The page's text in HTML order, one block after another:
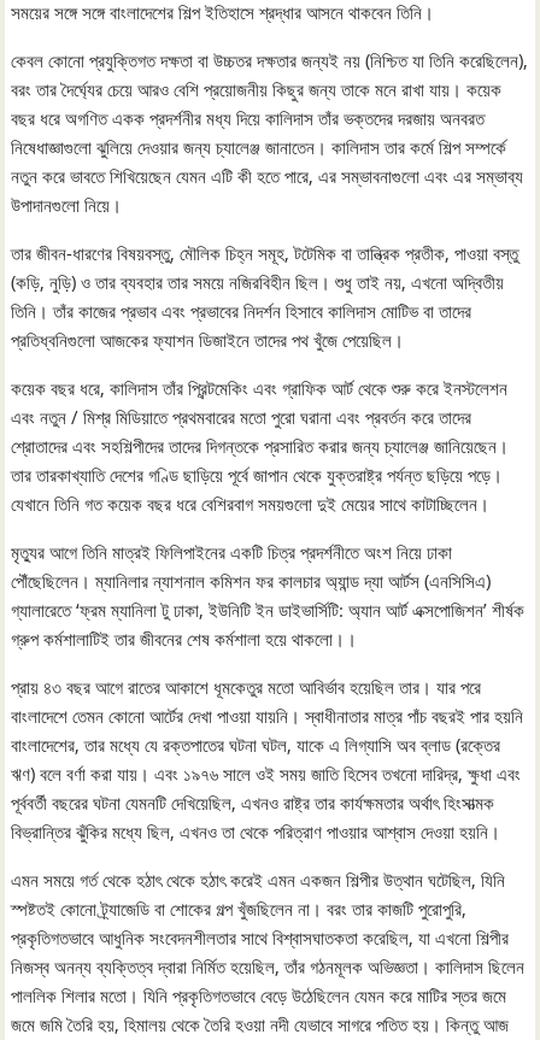
সময়ের সঙ্গে সঙ্গে বাংলাদেশের শিল্প ইতিহাসে শ্রদ্ধার আসনে থাকবেন তিনি।
কেবল কোনো প্রযুক্তিগত দক্ষতা বা উচ্চতর দক্ষতার জন্যই নয় (নিশ্চিত যা তিনি করেছিলেন),
বরং তার দৈর্ঘ্যের চেয়ে আরও বেশি প্রয়োজনীয় কিছুর জন্য তাকে মনে রাখা যায়। কয়েক
বছর ধরে অগণিত একক প্রদর্শনীর মধ্য দিয়ে কালিদাস তাঁর ভক্তদের দরজায় অনবরত
নিষেধাজ্ঞাগুলো ঝুলিয়ে দেওয়ার জন্য চ্যালেঞ্জ জানাতেন। কালিদাস তার কর্মে শিল্প সম্পর্কে
নতুন করে ভাবতে শিখিয়েছেন যেমন এটি কী হতে পারে, এর সম্ভাবনাগুলো এবং এর সম্ভাব্য
উপাদানগুলো নিয়ে।
তার জীবন-ধারণের বিষয়বস্তু, মৌলিক চিহ্ন সমূহ, টটেমিক বা তান্ত্রিক প্রতীক, পাওয়া বস্তু
(কড়ি, নুড়ি) ও তার ব্যবহার তার সময়ে নজিরবিহীন ছিল। শুধু তাই নয়, এখনো অদ্বিতীয়
তিনি। তাঁর কাজের প্রভাব এবং প্রভাবের নিদর্শন হিসাবে কালিদাস মোটিভ বা তাদের
প্রতিধ্বনিগুলো আজকের ফ্যাশন ডিজাইনে তাদের পথ খুঁজে পেয়েছিল।
কয়েক বছর ধরে, কালিদাস তাঁর প্রিন্টমেকিং এবং গ্রাফিক আর্ট থেকে শুরু করে ইনস্টলেশন
এবং নতুন / মিশ্র মিডিয়াতে প্রথমবারের মতো পুরো ঘরানা এবং প্রবর্তন করে তাদের
শ্রোতাদের এবং সহশিল্পীদের তাদের দিগন্তকে প্রসারিত করার জন্য চ্যালেঞ্জ জানিয়েছেন।
তার তারকাখ্যাতি দেশের গণ্ডি ছাড়িয়ে পূর্বে জাপান থেকে যুক্তরাষ্ট্র পর্যন্ত ছড়িয়ে পড়ে।
যেখানে তিনি গত কয়েক বছর ধরে বেশিরবাগ সময়গুলো দুই মেয়ের সাথে কাটাচ্ছিলেন।
মৃত্যুর আগে তিনি মাত্রই ফিলিপাইনের একটি চিত্র প্রদর্শনীতে অংশ নিয়ে ঢাকা
পৌঁছেছিলেন। ম্যানিলার ন্যাশনাল কমিশন ফর কালচার অ্যান্ড দ্যা আর্টস (এনসিসিএ)
গ্যালারেতে ‘ফ্রম ম্যানিলা টু ঢাকা, ইউনিটি ইন ডাইভার্সিটি: অ্যান আর্ট এক্সপোজিশন’ শীর্ষক
গ্রুপ কর্মশালাটিই তার জীবনের শেষ কর্মশালা হয়ে থাকলো।।
প্রায় ৪৩ বছর আগে রাতের আকাশে ধূমকেতুর মতো আবির্ভাব হয়েছিল তার। যার পরে
বাংলাদেশে তেমন কোনো আর্টের দেখা পাওয়া যায়নি। স্বাধীনাতার মাত্র পাঁচ বছরই পার হয়নি
বাংলাদেশের, তার মধ্যে যে রক্তপাতের ঘটনা ঘটল, যাকে এ লিগ্যাসি অব ব্লাড (রক্তের
ঋণ) বলে বর্ণা করা যায়। এবং ১৯৭৬ সালে ওই সময় জাতি হিসেব তখনো দারিদ্র, ক্ষুধা এবং
পূর্ববর্তী বছরের ঘটনা যেমনটি দেখিয়েছিল, এখনও রাষ্ট্র তার কার্যক্ষমতার অর্থাৎ হিংসাত্মক
বিভ্রান্তির ঝুঁকির মধ্যে ছিল, এখনও তা থেকে পরিত্রাণ পাওয়ার আশ্বাস দেওয়া হয়নি।
এমন সময়ে গর্ত থেকে হঠাৎ থেকে হঠাৎ করেই এমন একজন শিল্পীর উত্থান ঘটেছিল, যিনি
স্পষ্টতই কোনো ট্র্যাজেডি বা শোকের গল্প খুঁজছিলেন না। বরং তার কাজটি পুরোপুরি,
প্রকৃতিগতভাবে আধুনিক সংবেদনশীলতার সাথে বিশ্বাসঘাতকতা করেছিল, যা এখনো শিল্পীর
নিজস্ব অনন্য ব্যক্তিত্ব দ্বারা নির্মিত হয়েছিল, তাঁর গঠনমূলক অভিজ্ঞতা। কালিদাস ছিলেন
পাললিক শিলার মতো। যিনি প্রকৃতিগতভাবে বেড়ে উঠেছিলেন যেমন করে মাটির স্তর জমে
জমে জমি তৈরি হয়, হিমালয় থেকে তৈরি হওয়া নদী যেভাবে সাগরে পতিত হয়। কিন্তু আজ